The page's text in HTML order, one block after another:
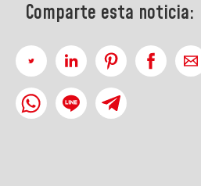
Comparte esta noticia: